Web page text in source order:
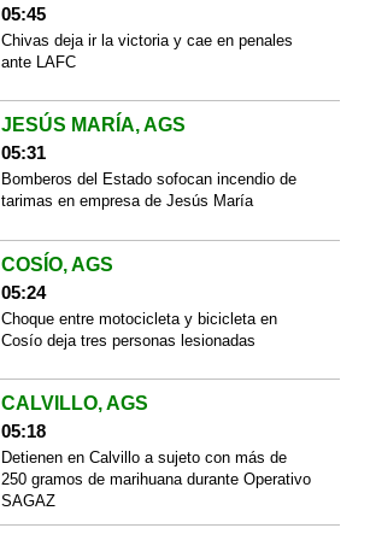
05:45
Chivas deja ir la victoria y cae en penales
ante LAFC
JESÚS MARÍA, AGS
05:31
Bomberos del Estado sofocan incendio de
tarimas en empresa de Jesús María
COSÍO, AGS
05:24
Choque entre motocicleta y bicicleta en
Cosío deja tres personas lesionadas
CALVILLO, AGS
05:18
Detienen en Calvillo a sujeto con más de
250 gramos de marihuana durante Operativo
SAGAZ